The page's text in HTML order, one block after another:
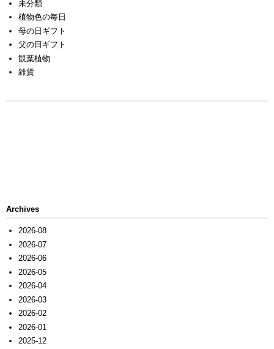
未分類
植物色の毎日
母の日ギフト
父の日ギフト
観葉植物
雑貨
Archives
2026-08
2026-07
2026-06
2026-05
2026-04
2026-03
2026-02
2026-01
2025-12